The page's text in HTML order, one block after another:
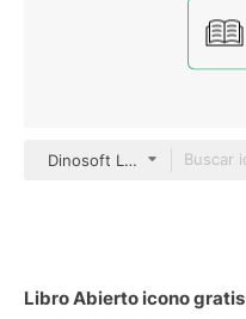
Dinosoft Lineal
Libro Abierto icono gratis